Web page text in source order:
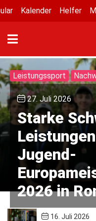
Kalender Helfer
Leistungssport
27. Juli 2026
Starke
Jugend-
2026 in
16. Juli 2026